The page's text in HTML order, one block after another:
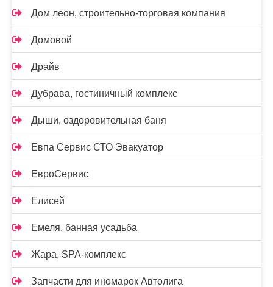
Дом леон, строительно-торговая компания
Домовой
Драйв
Дубрава, гостиничный комплекс
Дыши, оздоровительная баня
Евпа Сервис СТО Эвакуатор
ЕвроСервис
Елисей
Емеля, банная усадьба
Жара, SPA-комплекс
Запчасти для иномарок Автолига